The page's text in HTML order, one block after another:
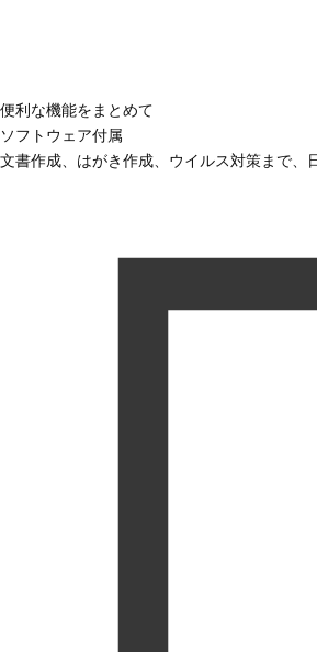
便利な機能をまとめて
ソフトウェア付属
文書作成、はがき作成、ウイルス対策まで